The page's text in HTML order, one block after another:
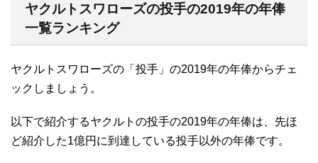
ヤクルトスワローズの投手の2019年の年俸
一覧ランキング
ヤクルトスワローズの「投手」の2019年の年俸からチェ
ックしましょう。
以下で紹介するヤクルトの投手の2019年の年俸は、先ほ
ど紹介した1億円に到達している投手以外の年俸です。